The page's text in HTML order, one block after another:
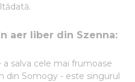
aer liber din Szenna:
salva cele mai frumoase
din Somogy - este singurul